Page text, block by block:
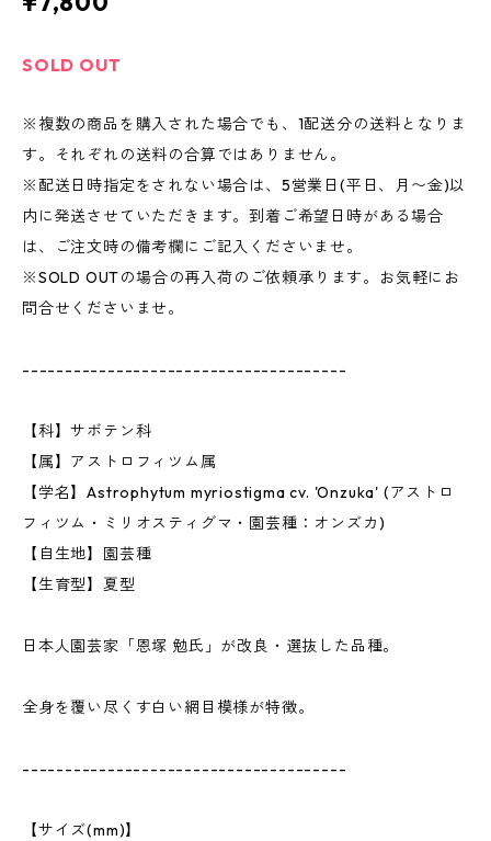
SOLD OUT
※複数の商品を購入された場合でも、1配送分の送料となりま
す。それぞれの送料の合算ではありません。
※配送日時指定をされない場合は、5営業日(平日、月〜金)以
内に発送させていただきます。到着ご希望日時がある場合
は、ご注文時の備考欄にご記入くださいませ。
※SOLD OUTの場合の再入荷のご依頼承ります。お気軽にお
問合せくださいませ。
--------------------------------------
【科】サボテン科
【属】アストロフィツム属
【学名】Astrophytum myriostigma cv. 'Onzuka' (アストロ
フィツム・ミリオスティグマ・園芸種：オンズカ)
【自生地】園芸種
【生育型】夏型
日本人園芸家「恩塚 勉氏」が改良・選抜した品種。
全身を覆い尽くす白い網目模様が特徴。
--------------------------------------
【サイズ(mm)】